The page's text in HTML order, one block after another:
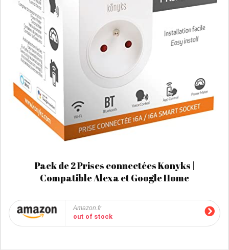
Pack de 2 Prises connectées Konyks |
Compatible Alexa et Google Home
Amazon.fr
out of stock